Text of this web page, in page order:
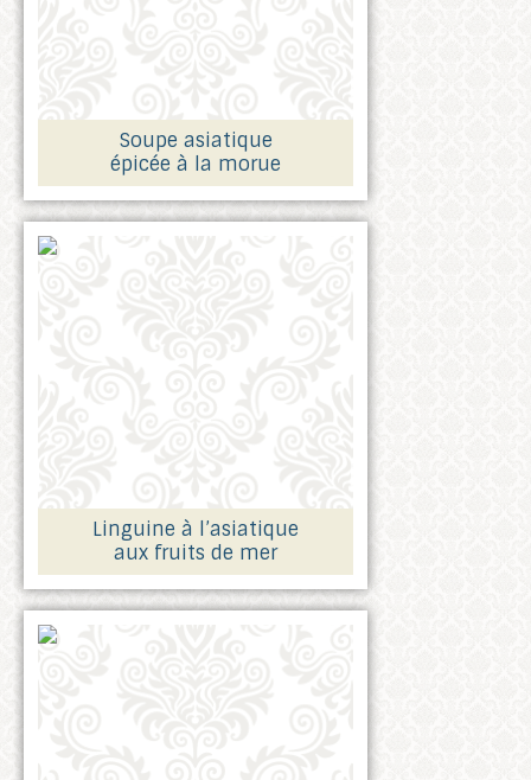
Soupe asiatique
épicée à la morue
Linguine à l’asiatique
aux fruits de mer